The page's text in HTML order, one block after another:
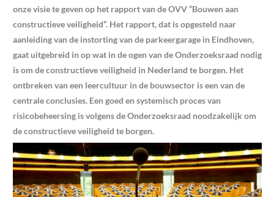
onze visie te geven op het rapport van de OVV “Bouwen aan
constructieve veiligheid”. Het rapport, dat is opgesteld naar
aanleiding van de instorting van de parkeergarage in Eindhoven,
gaat uitgebreid in op wat in de ogen van de Onderzoeksraad nodig
is om de constructieve veiligheid in Nederland te borgen. Het
ontbreken van een leercultuur in de bouwsector is een van de
centrale conclusies. Een goed en systemisch proces van
risicobeheersing is volgens de Onderzoeksraad noodzakelijk om
de constructieve veiligheid te borgen.